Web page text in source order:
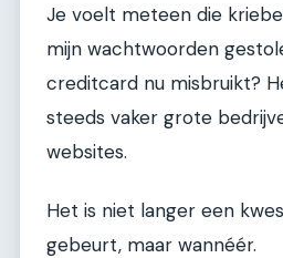
Je voelt meteen die
mijn wachtwoorden
creditcard nu misbruikt?
steeds vaker grote
websites.
Het is niet langer een
gebeurt, maar wannéér.